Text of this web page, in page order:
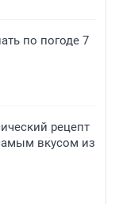
по погоде 7
рецепт
вкусом из